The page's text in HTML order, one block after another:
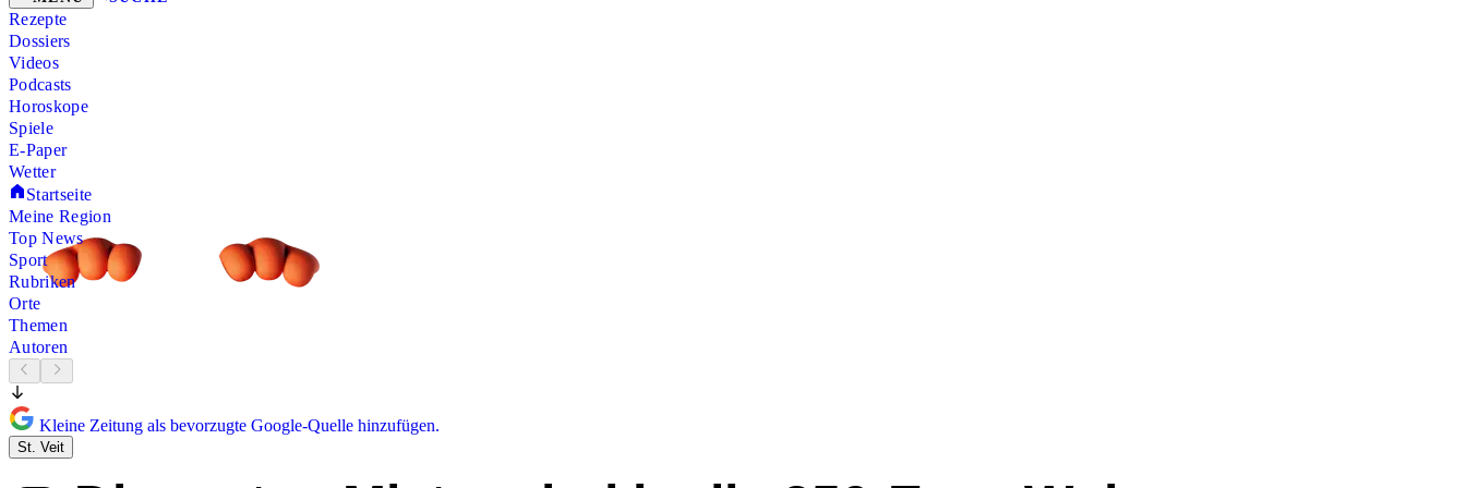
Rezepte
Dossiers
Videos
Podcasts
Horoskope
Spiele
E-Paper
Wetter
Startseite
Meine Region
Top News
Sport
Rubriken
Orte
Themen
Autoren
Kleine Zeitung als bevorzugte Google-Quelle hinzufügen.
St. Veit